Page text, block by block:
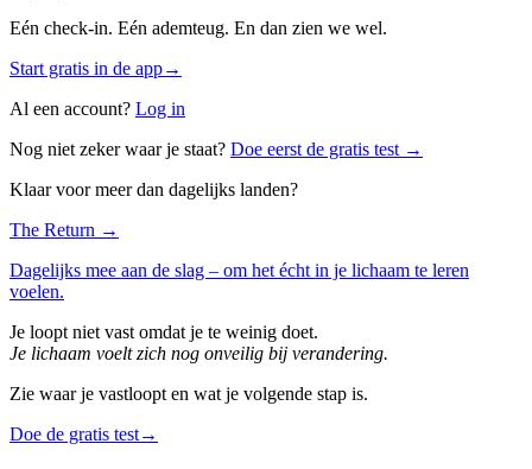
Eén check-in. Eén ademteug. En dan zien we wel.
Start gratis in de app→
Al een account? Log in
Nog niet zeker waar je staat? Doe eerst de gratis test →
Klaar voor meer dan dagelijks landen?
The Return →
Dagelijks mee aan de slag – om het écht in je lichaam te leren
voelen.
Je loopt niet vast omdat je te weinig doet.
Je lichaam voelt zich nog onveilig bij verandering.
Zie waar je vastloopt en wat je volgende stap is.
Doe de gratis test→